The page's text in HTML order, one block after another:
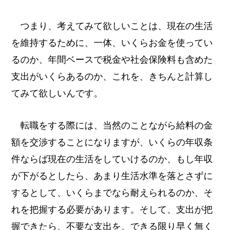
つまり、考えてみて欲しいことは、現在の生活
を維持するために、一体、いくらお金を使ってい
るのか、年間ベースで税金や社会保険料も含めた
支出がいくらあるのか、これを、きちんと計算し
てみて欲しいんです。
転職をする際には、当然のことながら給料の金
額を交渉することになりますが、いくらの年収条
件ならば現在の生活をしていけるのか、もし年収
が下がるとしたら、あまり生活水準を落とさずに
するとして、いくらまでなら耐えられるのか、そ
れを把握する必要があります。そして、支出が把
握できたら、不要な支出を、できる限り早く無く